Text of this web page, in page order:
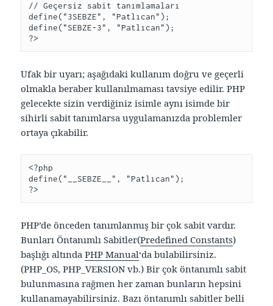
// Geçersiz sabit tanımlamaları
define("3SEBZE", "Patlıcan");
define("SEBZE-3", "Patlıcan");
?>
Ufak bir uyarı; aşağıdaki kullanım doğru ve geçerli
olmakla beraber kullanılmaması tavsiye edilir. PHP
gelecekte sizin verdiğiniz isimle aynı isimde bir
sihirli sabit tanımlarsa uygulamanızda problemler
ortaya çıkabilir.
<?php
define("__SEBZE__", "Patlıcan");
?>
PHP’de önceden tanımlanmış bir çok sabit vardır.
Bunları Öntanımlı Sabitler(Predefined Constants)
başlığı altındaPHP Manual‘da bulabilirsiniz.
(PHP_OS, PHP_VERSION vb.) Bir çok öntanımlı sabit
bulunmasına rağmen her zaman bunların hepsini
kullanamayabilirsiniz. Bazı öntanımlı sabitler belli